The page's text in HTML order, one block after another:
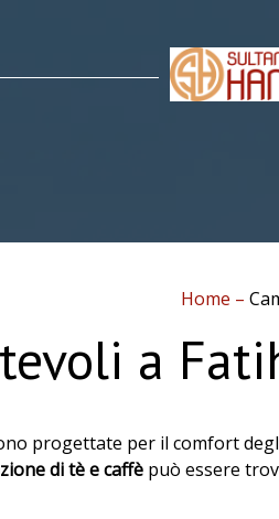
Home –
a
progettate per il comfort
di tè e caffè può essere